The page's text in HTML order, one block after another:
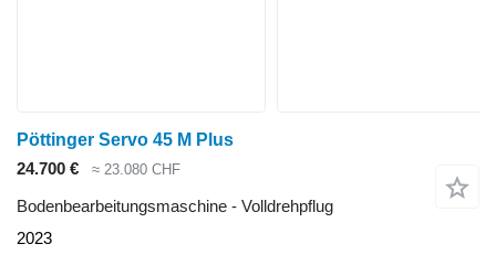
Pöttinger Servo 45 M Plus
24.700 €
≈ 23.080 CHF
Bodenbearbeitungsmaschine - Volldrehpflug
2023